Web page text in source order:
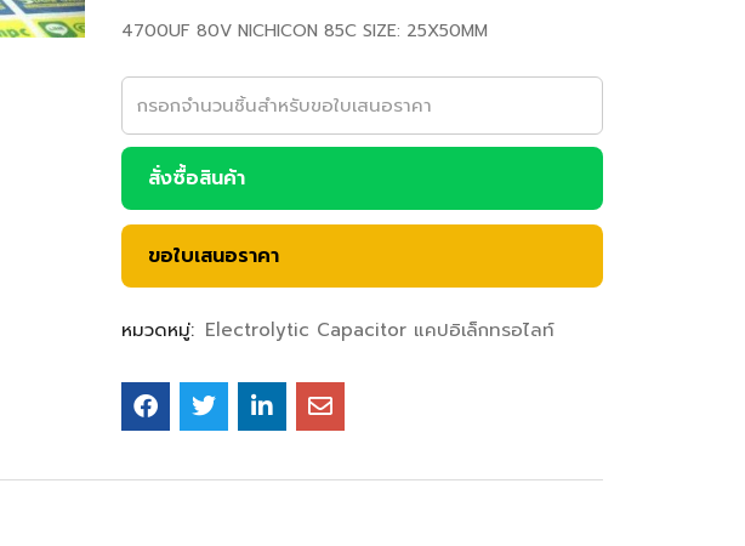
4700UF 80V NICHICON 85C SIZE: 25X50MM
สั่งซื้อสินค้า
ขอใบเสนอราคา
หมวดหมู่: Electrolytic Capacitor แคปอิเล็กทรอไลท์